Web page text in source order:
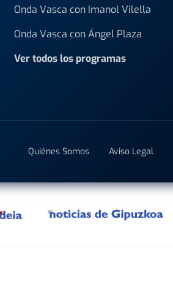
Onda Vasca con Imanol Vilella
Onda Vasca con Ángel Plaza
Ver todos los programas
Quiénes Somos Aviso Legal